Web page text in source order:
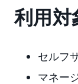
利用対
セルフ
マネー